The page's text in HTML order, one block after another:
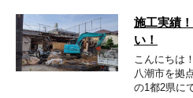
施工実績
い！
こんにちは
八潮市を拠
の1都2県に